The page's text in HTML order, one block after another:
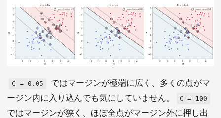
C = 0.05
ではマージンが極端に広く、多くの点がマ
ージン内に入り込んでも気にしていません。
C = 100
ではマージンが狭く、ほぼ全点がマージン外に押し出